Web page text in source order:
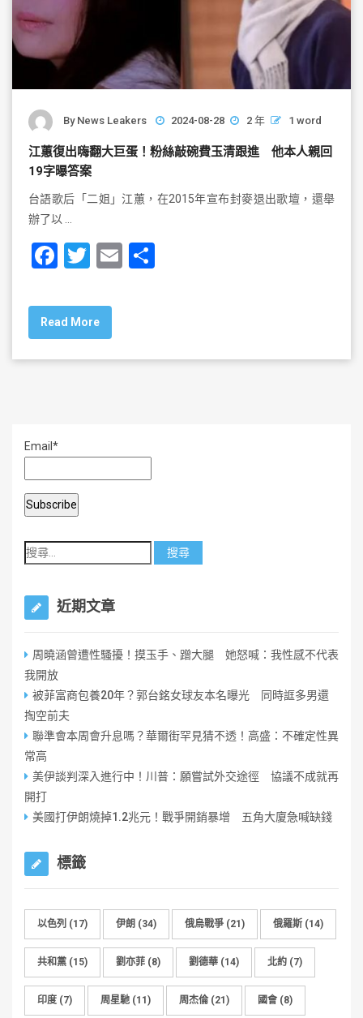
By News Leakers 2024-08-28 2 年 1 word
江蕙復出嗨翻大巨蛋！粉絲敲碗費玉清跟進 他本人親回
19字曝答案
台語歌后「二姐」江蕙，在2015年宣布封麥退出歌壇，還舉
辦了以 …
F
c
e
b
k
T
tt
er
E
Read More
Email*
近期文章
周曉涵曾遭性騷擾！摸玉手、蹭大腿 她怒喊：我性感不代表
我開放
被菲富商包養20年？郭台銘女球友本名曝光 同時誆多男還
掏空前夫
聯準會本周會升息嗎？華爾街罕見猜不透！高盛：不確定性異
常高
美伊談判深入進行中！川普：願嘗試外交途徑 協議不成就再
開打
美國打伊朗燒掉1.2兆元！戰爭開銷暴增 五角大廈急喊缺錢
標籤
以色列 (17) 伊朗 (34) 俄烏戰爭 (21) 俄羅斯 (14)
共和黨 (15) 劉亦菲 (8) 劉德華 (14) 北約 (7)
印度 (7) 周星馳 (11) 周杰倫 (21) 國會 (8)